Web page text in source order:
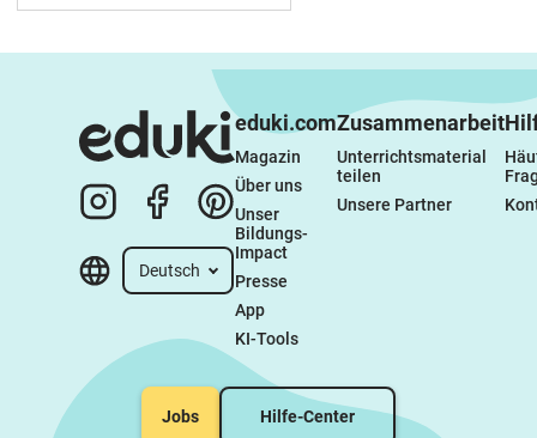
Deutsch
eduki.com
Magazin
Über uns
Unser
Bildungs-
Impact
Presse
App
KI-Tools
Zusammenarbeit
Unterrichtsmaterial
teilen
Unsere Partner
Jobs Hilfe-Center